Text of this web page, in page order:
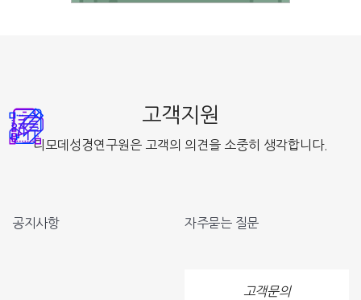
고객지원
디모데성경연구원은 고객의 의견을 소중히 생각합니다.
공지사항 자주묻는 질문
고객문의